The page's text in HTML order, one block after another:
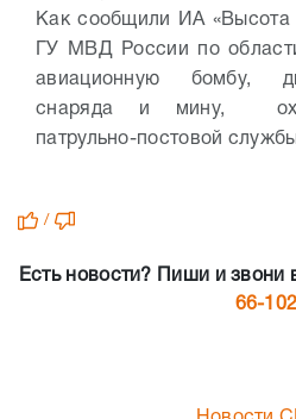
Как сообщили ИА «Высота
ГУ МВД России по
авиационную бомбу,
снаряда и мину,
патрульно-постовой
/
Есть новости? Пиши и звони
66-102